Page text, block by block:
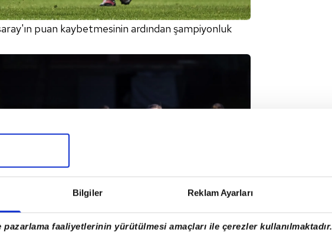
Bilgiler Reklam Ayarları
faaliyetlerinin yürütülmesi amaçları ile çerezler kullanılmaktadır.
puan kaybetmesinin ardından şampiyonluk